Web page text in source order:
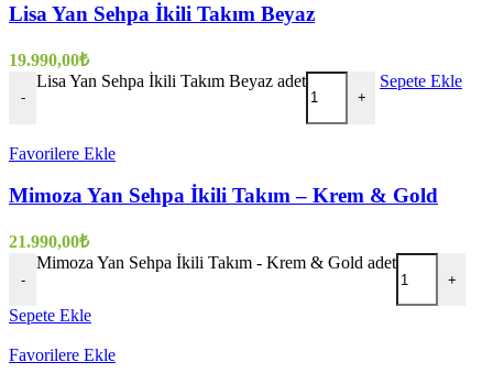
Lisa Yan Sehpa İkili Takım Beyaz
19.990,00₺
-
Lisa Yan Sehpa İkili Takım Beyaz adet
+
Sepete Ekle
Favorilere Ekle
Mimoza Yan Sehpa İkili Takım – Krem & Gold
21.990,00₺
-
Mimoza Yan Sehpa İkili Takım - Krem & Gold adet
+
Sepete Ekle
Favorilere Ekle